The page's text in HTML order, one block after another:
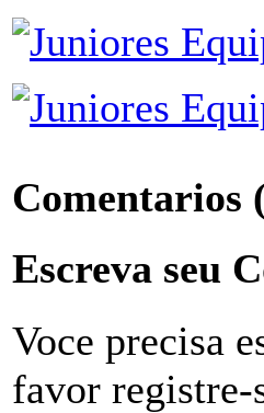
Comentarios
Escreva seu
Voce precisa
favor registre-